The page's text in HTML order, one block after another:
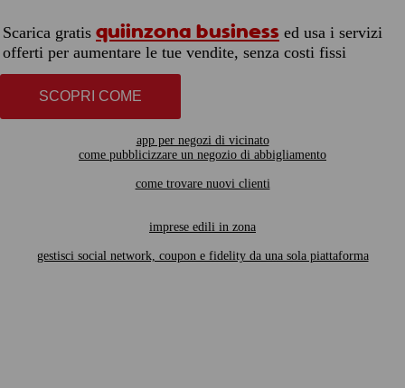
Scarica gratis quiinzona business ed usa i servizi
offerti per aumentare le tue vendite, senza costi fissi
SCOPRI COME
app per negozi di vicinato
come pubblicizzare un negozio di abbigliamento
come trovare nuovi clienti
imprese edili in zona
gestisci social network, coupon e fidelity da una sola piattaforma